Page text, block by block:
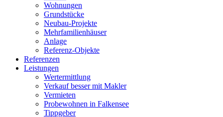
Wohnungen
Grundstücke
Neubau-Projekte
Mehrfamilienhäuser
Anlage
Referenz-Objekte
Referenzen
Leistungen
Wertermittlung
Verkauf besser mit Makler
Vermieten
Probewohnen in Falkensee
Tippgeber